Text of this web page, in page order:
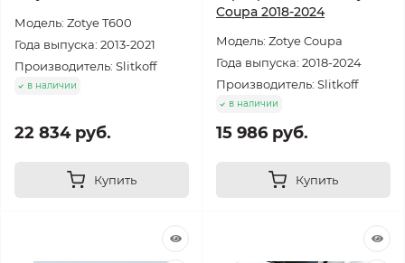
Модель: Zotye T600
Года выпуска: 2013-2021
Производитель: Slitkoff
в наличии
22 834 руб.
Купить
Coupa 2018-2024
Модель: Zotye Coupa
Года выпуска: 2018-2024
Производитель: Slitkoff
в наличии
15 986 руб.
Купить